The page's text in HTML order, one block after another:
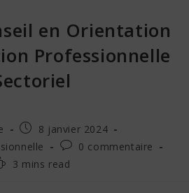
en Orientation
Professionnelle
8 janvier 2024
0 commentaire
3 mins read